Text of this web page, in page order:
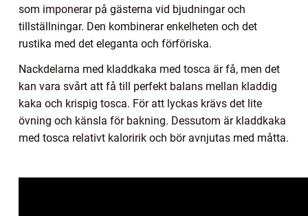
som imponerar på gästerna vid bjudningar och
tillställningar. Den kombinerar enkelheten och det
rustika med det eleganta och förföriska.
Nackdelarna med kladdkaka med tosca är få, men det
kan vara svårt att få till perfekt balans mellan kladdig
kaka och krispig tosca. För att lyckas krävs det lite
övning och känsla för bakning. Dessutom är kladdkaka
med tosca relativt kaloririk och bör avnjutas med måtta.